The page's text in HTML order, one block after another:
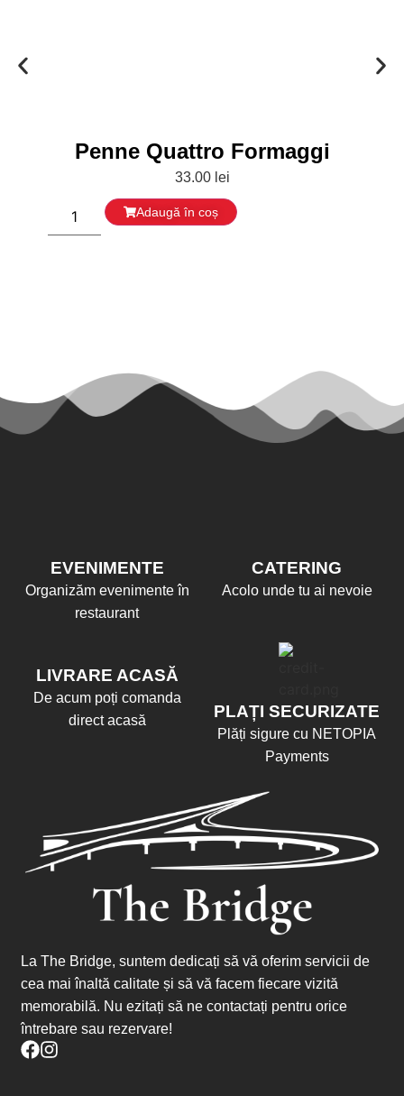
Penne Quattro Formaggi
33.00 lei
Adaugă în coș
EVENIMENTE
Organizăm evenimente în
restaurant
CATERING
Acolo unde tu ai nevoie
LIVRARE ACASĂ
De acum poți comanda
direct acasă
PLAȚI SECURIZATE
Plăți sigure cu NETOPIA
Payments
La The Bridge, suntem dedicați să vă oferim servicii de
cea mai înaltă calitate și să vă facem fiecare vizită
memorabilă. Nu ezitați să ne contactați pentru orice
întrebare sau rezervare!